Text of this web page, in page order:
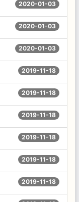
2020-01-03
2020-01-03
2020-01-03
2019-11-18
2019-11-18
2019-11-18
2019-11-18
2019-11-18
2019-11-18